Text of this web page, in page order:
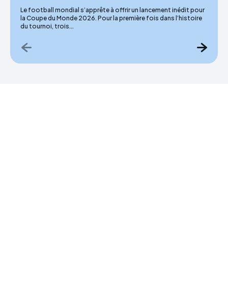
Le football mondial s’apprête à offrir un lancement inédit pour
la Coupe du Monde 2026. Pour la première fois dans l’histoire
du tournoi, trois...